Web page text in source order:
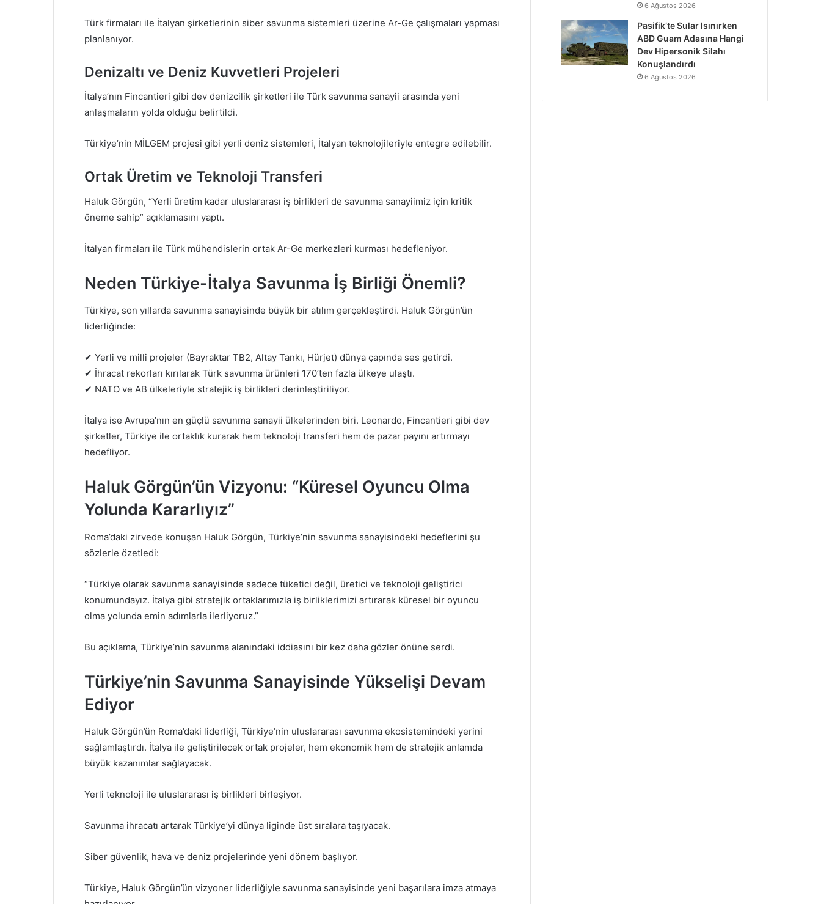
Türk firmaları ile İtalyan şirketlerinin siber savunma sistemleri üzerine Ar-Ge çalışmaları yapması
planlanıyor.
Denizaltı ve Deniz Kuvvetleri Projeleri
İtalya’nın Fincantieri gibi dev denizcilik şirketleri ile Türk savunma sanayii arasında yeni
anlaşmaların yolda olduğu belirtildi.
Türkiye’nin MİLGEM projesi gibi yerli deniz sistemleri, İtalyan teknolojileriyle entegre edilebilir.
Ortak Üretim ve Teknoloji Transferi
Haluk Görgün, “Yerli üretim kadar uluslararası iş birlikleri de savunma sanayiimiz için kritik
öneme sahip” açıklamasını yaptı.
İtalyan firmaları ile Türk mühendislerin ortak Ar-Ge merkezleri kurması hedefleniyor.
Neden Türkiye-İtalya Savunma İş Birliği Önemli?
Türkiye, son yıllarda savunma sanayisinde büyük bir atılım gerçekleştirdi. Haluk Görgün’ün
liderliğinde:
✔ Yerli ve milli projeler (Bayraktar TB2, Altay Tankı, Hürjet) dünya çapında ses getirdi.
✔ İhracat rekorları kırılarak Türk savunma ürünleri 170’ten fazla ülkeye ulaştı.
✔ NATO ve AB ülkeleriyle stratejik iş birlikleri derinleştiriliyor.
İtalya ise Avrupa’nın en güçlü savunma sanayii ülkelerinden biri. Leonardo, Fincantieri gibi dev
şirketler, Türkiye ile ortaklık kurarak hem teknoloji transferi hem de pazar payını artırmayı
hedefliyor.
Haluk Görgün’ün Vizyonu: “Küresel Oyuncu Olma
Yolunda Kararlıyız”
Roma’daki zirvede konuşan Haluk Görgün, Türkiye’nin savunma sanayisindeki hedeflerini şu
sözlerle özetledi:
“Türkiye olarak savunma sanayisinde sadece tüketici değil, üretici ve teknoloji geliştirici
konumundayız. İtalya gibi stratejik ortaklarımızla iş birliklerimizi artırarak küresel bir oyuncu
olma yolunda emin adımlarla ilerliyoruz.”
Bu açıklama, Türkiye’nin savunma alanındaki iddiasını bir kez daha gözler önüne serdi.
Türkiye’nin Savunma Sanayisinde Yükselişi Devam
Ediyor
Haluk Görgün’ün Roma’daki liderliği, Türkiye’nin uluslararası savunma ekosistemindeki yerini
sağlamlaştırdı. İtalya ile geliştirilecek ortak projeler, hem ekonomik hem de stratejik anlamda
büyük kazanımlar sağlayacak.
Yerli teknoloji ile uluslararası iş birlikleri birleşiyor.
Savunma ihracatı artarak Türkiye’yi dünya liginde üst sıralara taşıyacak.
Siber güvenlik, hava ve deniz projelerinde yeni dönem başlıyor.
Türkiye, Haluk Görgün’ün vizyoner liderliğiyle savunma sanayisinde yeni başarılara imza atmaya
6 Ağustos 2026
Pasifik’te Sular Isınırken
ABD Guam Adasına Hangi
Dev Hipersonik Silahı
Konuşlandırdı
6 Ağustos 2026